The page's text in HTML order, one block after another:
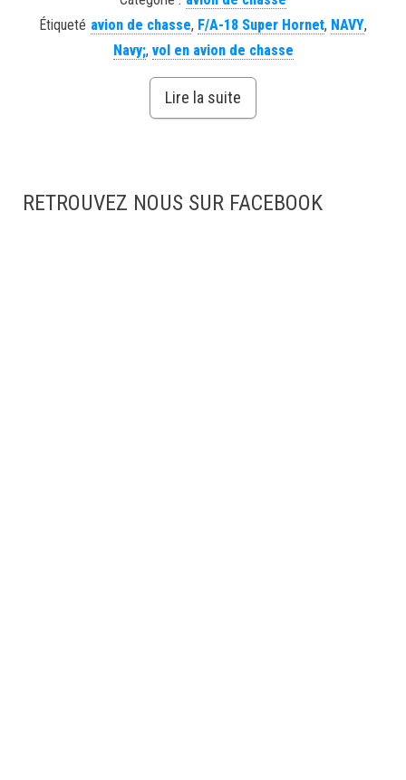
Étiqueté avion de chasse, F/A-18 Super Hornet, NAVY,
Navy;, vol en avion de chasse
Lire la suite
RETROUVEZ NOUS SUR FACEBOOK